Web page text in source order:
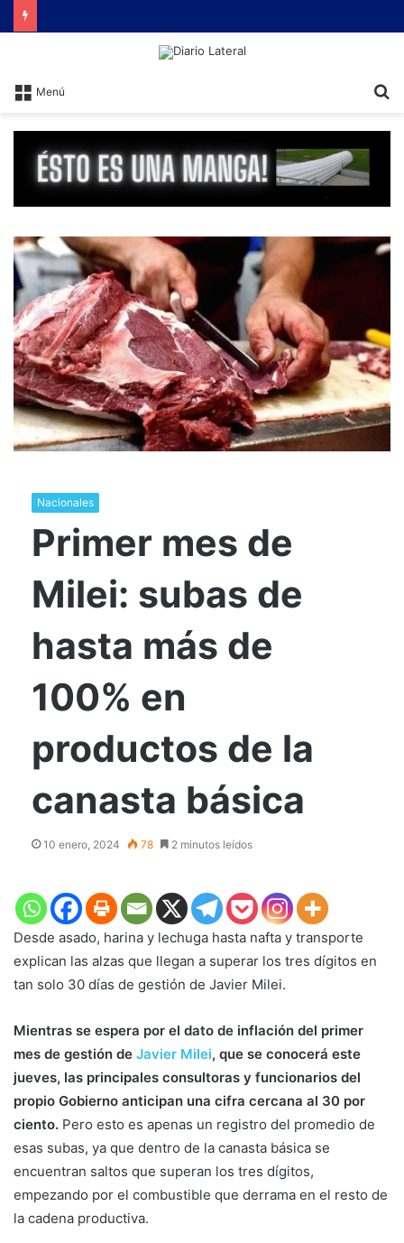
Menú
Nacionales
Primer mes de
Milei: subas de
hasta más de
100% en
productos de la
canasta básica
10 enero, 2024 78 2 minutos leídos
Desde asado, harina y lechuga hasta nafta y transporte
explican las alzas que llegan a superar los tres dígitos en
tan solo 30 días de gestión de Javier Milei.
Mientras se espera por el dato de inflación del primer
mes de gestión de Javier Milei, que se conocerá este
jueves, las principales consultoras y funcionarios del
propio Gobierno anticipan una cifra cercana al 30 por
ciento. Pero esto es apenas un registro del promedio de
esas subas, ya que dentro de la canasta básica se
encuentran saltos que superan los tres dígitos,
empezando por el combustible que derrama en el resto de
la cadena productiva.